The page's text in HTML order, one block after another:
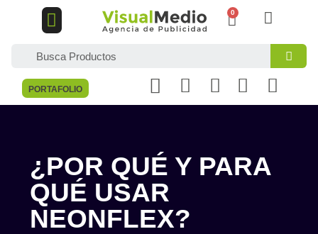
PORTAFOLIO
¿POR QUÉ Y PARA
QUÉ USAR
NEONFLEX?